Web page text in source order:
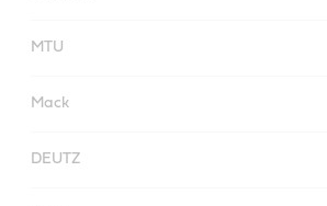
MTU
Mack
DEUTZ